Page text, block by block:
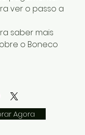
ver o passo a
saber mais
o Boneco
Agora